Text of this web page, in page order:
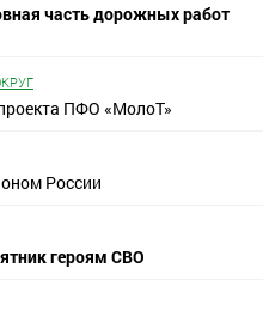
часть дорожных работ
ПФО «МолоТ»
России
героям СВО